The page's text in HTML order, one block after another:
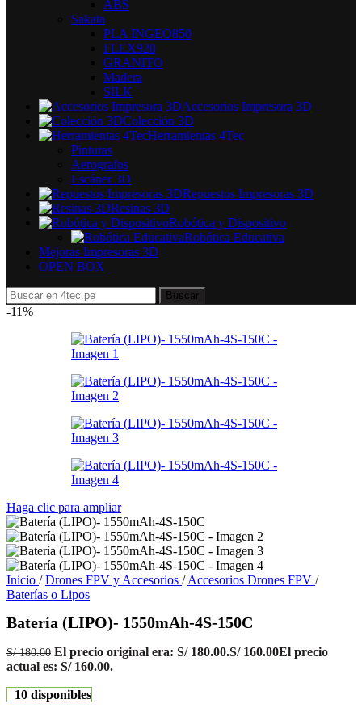
ABS
Sakata
PLA INGEO850
FLEX920
GRANITO
Madera
SILK
Accesorios Impresora 3D
Colección 3D
Herramientas 4Tec
Pinturas
Aerografos
Escáner 3D
Repuestos Impresoras 3D
Resinas 3D
Robótica y Dispositivo
Robótica Educativa
Mejoras Impresoras 3D
OPEN BOX
Buscar
-11%
Haga clic para ampliar
Inicio / Drones FPV y Accesorios / Accesorios Drones FPV /
Baterías o Lipos
Batería (LIPO)- 1550mAh-4S-150C
S/180.00 El precio original era: S/ 180.00.S/160.00El precio
actual es: S/ 160.00.
10 disponibles